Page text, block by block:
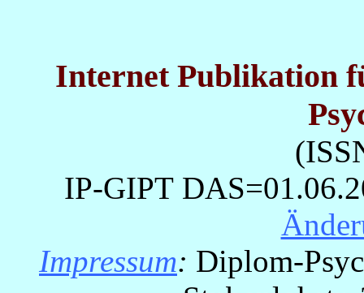
Internet Publikation
IP-GIPT
Impressum: Diplom-